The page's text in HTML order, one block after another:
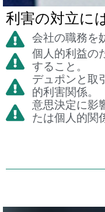
利害の対立に
会社の職務を
個人的利益の
すること。
デュポンと取
的利害関係。
意思決定に影
たは個人的関